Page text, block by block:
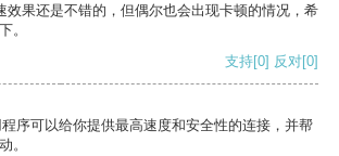
效果还是不错的，但偶尔也会出现卡顿的情况，希
。
支持[0] 反对[0]
序可以给你提供最高速度和安全性的连接，并帮
。